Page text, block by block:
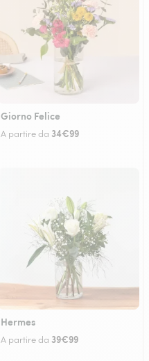
Giorno Felice
A partire da 34€99
Hermes
A partire da 39€99